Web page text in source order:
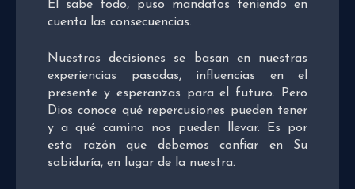
Él sabe todo, puso mandatos teniendo en
cuenta las consecuencias.
Nuestras decisiones se basan en nuestras
experiencias pasadas, influencias en el
presente y esperanzas para el futuro. Pero
Dios conoce qué repercusiones pueden tener
y a qué camino nos pueden llevar. Es por
esta razón que debemos confiar en Su
sabiduría, en lugar de la nuestra.